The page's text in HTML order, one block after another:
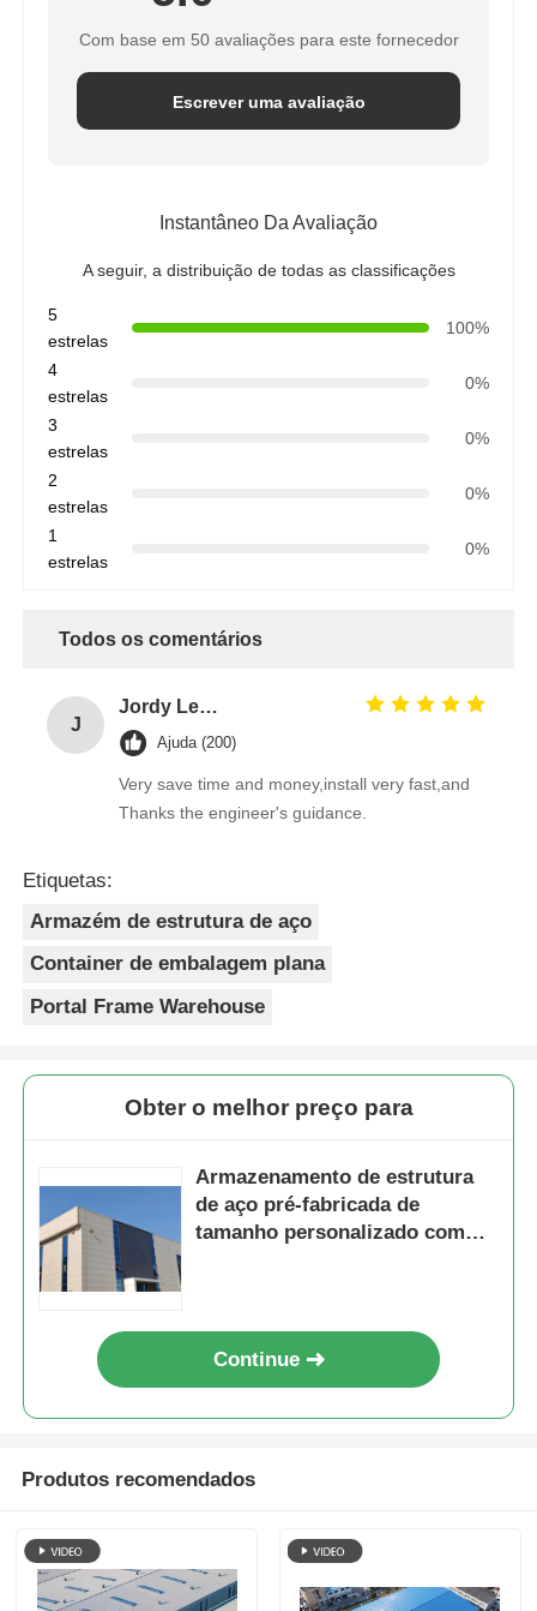
Com base em 50 avaliações para este fornecedor
Escrever uma avaliação
Instantâneo Da Avaliação
A seguir, a distribuição de todas as classificações
5
estrelas
100%
4
estrelas
0%
3
estrelas
0%
2
estrelas
0%
1
estrelas
0%
Todos os comentários
J
Jordy Leong
Ajuda (200)
Very save time and money,install very fast,and
Thanks the engineer's guidance.
Etiquetas:
Armazém de estrutura de aço
Container de embalagem plana
Portal Frame Warehouse
Obter o melhor preço para
Armazenamento de estrutura
de aço pré-fabricada de
tamanho personalizado com
Continue
Produtos recomendados